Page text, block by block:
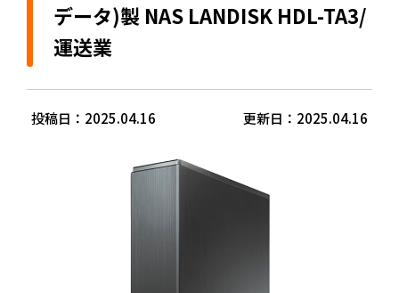
データ)製 NAS LANDISK HDL-TA3/
運送業
投稿日：2025.04.16 更新日：2025.04.16